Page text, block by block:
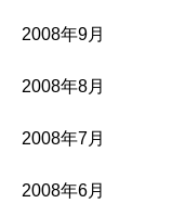
2008年9月
2008年8月
2008年7月
2008年6月